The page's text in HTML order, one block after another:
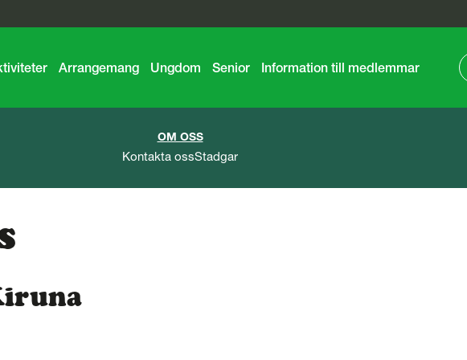
Arrangemang Ungdom Senior Information till medlemmar
OM OSS
Kontakta ossStadgar